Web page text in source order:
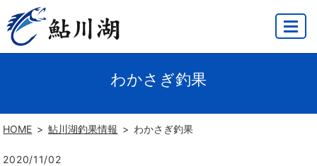
MENU
わかさぎ釣果
HOME 鮎川湖釣果情報 わかさぎ釣果
2020/11/02